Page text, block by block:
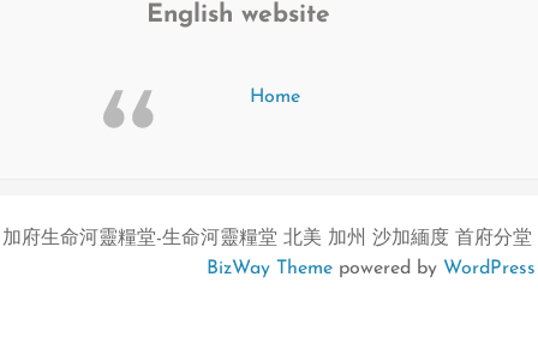
English website
Home
加府生命河靈糧堂-生命河靈糧堂 北美 加州 沙加緬度 首府分堂
BizWay Themepowered by WordPress